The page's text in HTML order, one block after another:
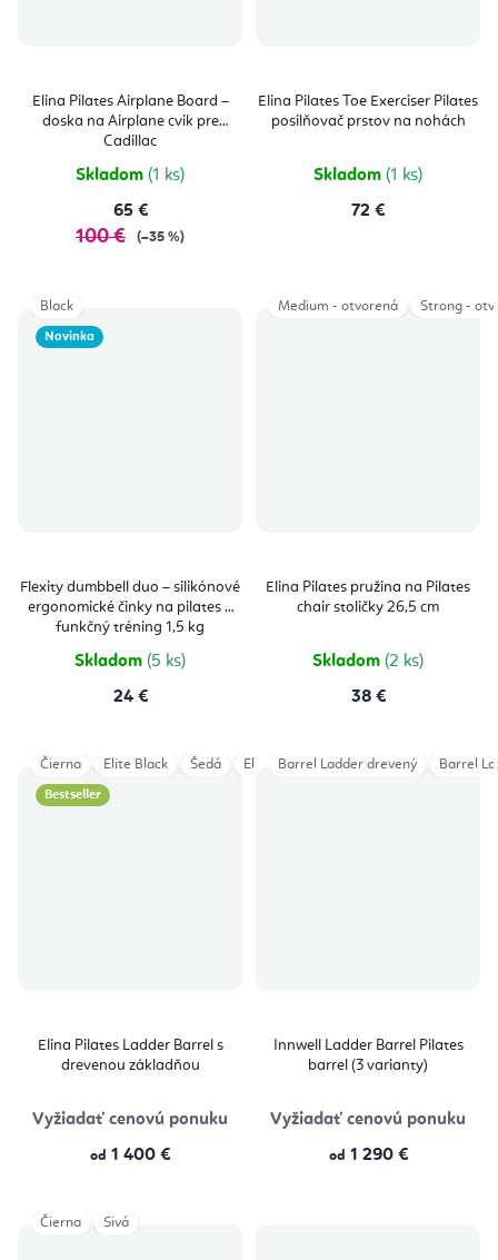
Elina Pilates Airplane Board –
doska na Airplane cvik pre
Cadillac
Skladom (1 ks)
65 €
100 € (–35 %)
Elina Pilates Toe Exerciser Pilates
posilňovač prstov na nohách
Skladom (1 ks)
72 €
Novinka
Flexity dumbbell duo – silikónové
ergonomické činky na pilates a
funkčný tréning 1,5 kg
Skladom (5 ks)
24 €
Black
Elina Pilates pružina na Pilates
chair stoličky 26,5 cm
Skladom (2 ks)
38 €
Medium - otvorená Strong -
Bestseller
Elina Pilates Ladder Barrel s
drevenou základňou
Vyžiadať cenovú ponuku
od 1 400 €
Čierna Elite Black Šedá Elite Gray Aged Rose Eucalyptus
Innwell Ladder Barrel Pilates
barrel (3 varianty)
Vyžiadať cenovú ponuku
od 1 290 €
Barrel Ladder drevený Barrel
Čierna Sivá